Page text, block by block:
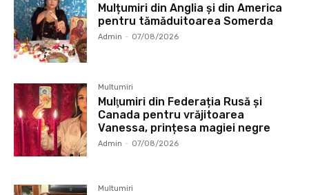
Mulțumiri din Anglia și din America
pentru tămăduitoarea Somerda
Admin - 07/08/2026
Multumiri
Mulţumiri din Federația Rusă și
Canada pentru vrăjitoarea
Vanessa, prințesa magiei negre
Admin - 07/08/2026
Multumiri